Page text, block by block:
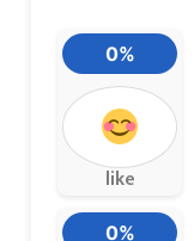
0%
like
0%